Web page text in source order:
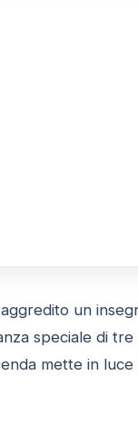
un
speciale di
mette in luce